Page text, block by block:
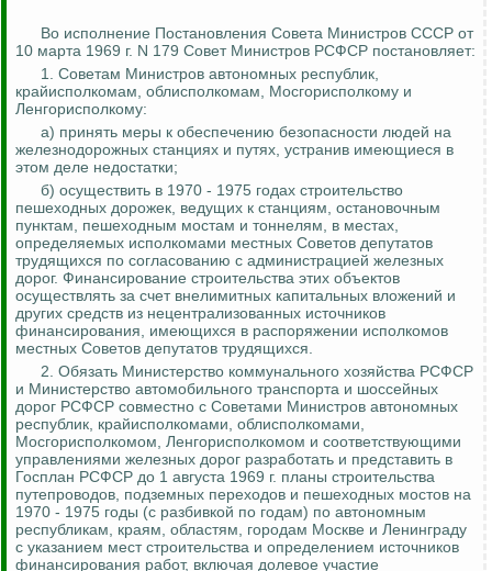
Во исполнение Постановления Совета Министров СССР от
10 марта 1969 г. N 179 Совет Министров РСФСР постановляет:
1. Советам Министров автономных республик,
крайисполкомам, облисполкомам, Мосгорисполкому и
Ленгорисполкому:
а) принять меры к обеспечению безопасности людей на
железнодорожных станциях и путях, устранив имеющиеся в
этом деле недостатки;
б) осуществить в 1970 - 1975 годах строительство
пешеходных дорожек, ведущих к станциям, остановочным
пунктам, пешеходным мостам и тоннелям, в местах,
определяемых исполкомами местных Советов депутатов
трудящихся по согласованию с администрацией железных
дорог. Финансирование строительства этих объектов
осуществлять за счет внелимитных капитальных вложений и
других средств из нецентрализованных источников
финансирования, имеющихся в распоряжении исполкомов
местных Советов депутатов трудящихся.
2. Обязать Министерство коммунального хозяйства РСФСР
и Министерство автомобильного транспорта и шоссейных
дорог РСФСР совместно с Советами Министров автономных
республик, крайисполкомами, облисполкомами,
Мосгорисполкомом, Ленгорисполкомом и соответствующими
управлениями железных дорог разработать и представить в
Госплан РСФСР до 1 августа 1969 г. планы строительства
путепроводов, подземных переходов и пешеходных мостов на
1970 - 1975 годы (с разбивкой по годам) по автономным
республикам, краям, областям, городам Москве и Ленинграду
с указанием мест строительства и определением источников
финансирования работ, включая долевое участие